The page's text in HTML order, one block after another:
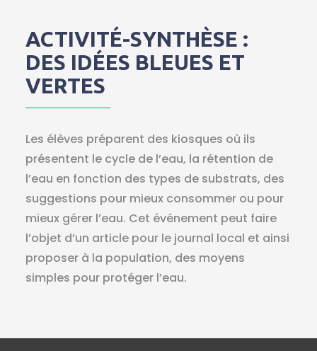
ACTIVITÉ-SYNTHÈSE :
DES IDÉES BLEUES ET
VERTES
Les élèves préparent des kiosques où ils
présentent le cycle de l’eau, la rétention de
l’eau en fonction des types de substrats, des
suggestions pour mieux consommer ou pour
mieux gérer l’eau. Cet événement peut faire
l’objet d’un article pour le journal local et ainsi
proposer à la population, des moyens
simples pour protéger l’eau.